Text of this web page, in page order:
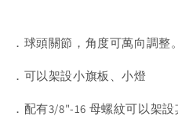
．球頭關節，角度可萬向調整。
．可以架設小旗板、小燈
．配有3/8"-16 母螺紋可以架設